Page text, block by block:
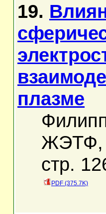
19.
плазме
ЖЭТФ,
стр.
PDF (375.7K)